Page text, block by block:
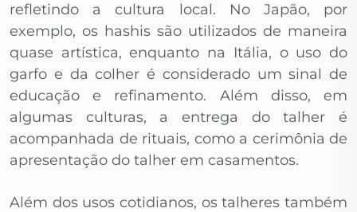
refletindo a cultura local. No Japão, por
exemplo, os hashis são utilizados de maneira
quase artística, enquanto na Itália, o uso do
garfo e da colher é considerado um sinal de
educação e refinamento. Além disso, em
algumas culturas, a entrega do talher é
acompanhada de rituais, como a cerimônia de
apresentação do talher em casamentos.
Além dos usos cotidianos, os talheres também